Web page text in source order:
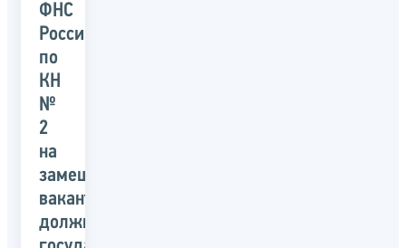
ФНС
России
по
КН
№
2
на
замещение
вакантной
должности